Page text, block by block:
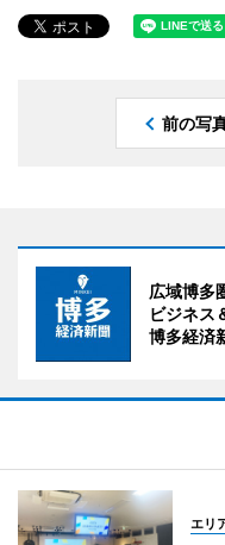
前の写
広域博多
ビジネス
博多経済
エリ